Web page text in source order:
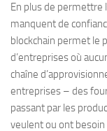
En plus de permettre
manquent de
blockchain permet le
d’entreprises où
chaîne
entreprises – des
passant par les
veulent ou ont